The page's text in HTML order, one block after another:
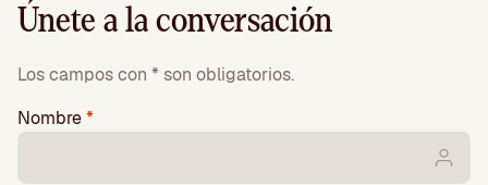
Únete a la conversación
Los campos con * son obligatorios.
Nombre*